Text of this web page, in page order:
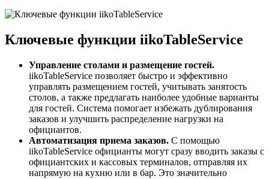
Ключевые функции iikoTableService
Управление столами и размещение гостей.
iikoTableService позволяет быстро и эффективно
управлять размещением гостей, учитывать занятость
столов, а также предлагать наиболее удобные варианты
для гостей. Система помогает избежать дублирования
заказов и улучшить распределение нагрузки на
официантов.
Автоматизация приема заказов. С помощью
iikoTableService официанты могут сразу вводить заказы с
официантских и кассовых терминалов, отправляя их
напрямую на кухню или в бар. Это значительно